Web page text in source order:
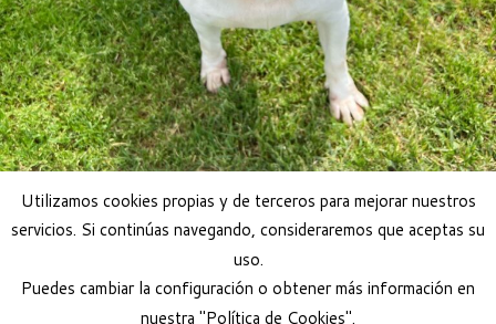
Adoptar perro
Utilizamos cookies propias y de terceros para mejorar nuestros
servicios. Si continúas navegando, consideraremos que aceptas su
uso.
Puedes cambiar la configuración o obtener más información en
nuestra "Política de Cookies".